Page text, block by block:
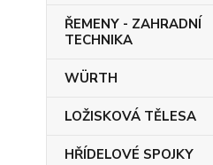
ŘEMENY - ZAHRADNÍ
TECHNIKA
WÜRTH
LOŽISKOVÁ TĚLESA
HŘÍDELOVÉ SPOJKY